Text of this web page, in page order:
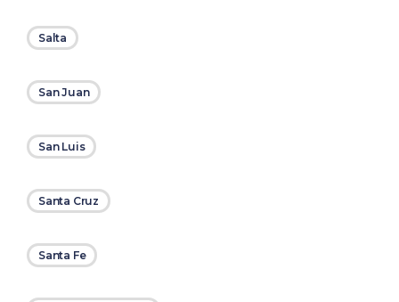
Salta
San Juan
San Luis
Santa Cruz
Santa Fe